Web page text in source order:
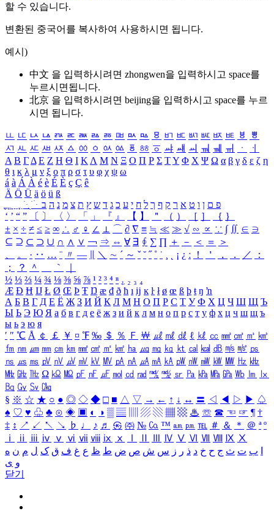
할 수 있습니다.
변환된 중국어를 복사하여 사용하시면 됩니다.
예시)
中文 을 입력하시려면 zhongwen을 입력하시고 space를
누르시면됩니다.
北京 을 입력하시려면 beijing을 입력하시고 space를 누르
시면 됩니다.
ㅥ ㅦ ㅧ ㅨ ㅩ ㅪ ㅫ ㅬ ㅭ ㅮ ㅯ ㅰ ㅱ ㅲ ㅳ ㅴ ㅵ ㅶ ㅷ ㅸ
ㅹ
ㅺ ㅻ ㅼ ㅽ ㅾ ㅿ ㆀ ㆁ ㆂ ㆃ ㆄ ㆅ ㆆ ㆇ ㆈ ㆉ ㆊ ㆋ ㆌ ㆍ
ㆎ
Α Β ΓΔ Ε Ζ Η Θ Ι ΚΛ Μ Ν Ξ Ο Π Ρ Σ ΤΥ Φ Χ Ψ Ω α β γ δ ε ζ η
θ ι κ λ μ ν ξ ο π ρ σ τ υ φ χ ψ ω
á à Á À é è É È ç Ç ê
Ä Ö Ü ä ö ü ß
ִֶֹ ֻּ ׁׂ פ ם ן ו ט א ר ק ף ך ל ח י ע כ ג ד ש ץ ת צ מ נ ה ב
‘ ’ “ ” 〔 〕 〈 〉 「 」 『 』 【 】 ＂ （ ） ［ ］ ｛ ｝
± × ÷ ≠ ≤ ≥ ∞ ∴ ♂ ♀ ∠ ⊥ ⌒ ∂ ∇ ≡ ≒ ≪ ≫ √ ∽ ∝ ∵ ∫ ∬ ∈ ∋
⊆ ⊇ ⊂ ⊃ ∪ ∩ ∧ ∨ ￢ ⇒ ⇔ ∀ ∃ ∮ ∑ ∏ ＋ － ＜ ＝
＞
、
。 · ‥ … ¨ 〃 ― ＼ ∼ ´ ～ ˇ ˘ ˝ ˚ ˙ ¸ ¡ ¿ ː ！ ＇ ， ． ／
：
；
？ ＾ ｀
½ ⅓ ⅔ ¼ ¾ ⅛ ⅜ ⅝ ⅞ ¹ ² ³ ⁴ ⁿ ₁ ₂ ₃ ₄
Æ Ð Ħ Ĳ Ł Ø Œ Þ Ŧ Ŋ æ đ ð ħ ı ĳ ĸ ŀ ł ø œ ß þ ŧ ŋ ŉ
А Б В Г Д Е Ё Ж З И Й К Л М Н О П Р С Т У Ф Х Ц Ч Ш Щ Ъ
Ы Ь Э Ю Я а б в г д е ё ж з и й к л м н о п р с т у ф х ц ч ш щ ъ
ы ь э ю я
′ ″ ℃ Å ￠ ￡ ￥ ¤ ℉ ‰ ＄ ％ Ｆ ￦ ㎕ ㎖ ㎗ ℓ ㎘ ㏄ ㎣ ㎤ ㎥ ㎦
㎙ ㎚ ㎛ ㎜ ㎝ ㎞ ㎟ ㎠ ㎡ ㎢ ㏊ ㎍ ㎎ ㎏ ㏏ ㎈ ㎉ ㏈ ㎧ ㎨ ㎰
㎱ ㎲ ㎳ ㎴ ㎵ ㎶ ㎷ ㎸ ㎹ ㎀ ㎁ ㎂ ㎃ ㎄ ㎺ ㎻ ㎽ ㎾ ㎿ ㎐ ㎑
㎒ ㎓ ㎔ Ω ㏀ ㏁ ㎊ ㎋ ㎌ ㏖ ㏅ ㎭ ㎮ ㎯ ㏛ ㎩ ㎪ ㎫ ㎬ ㏝ ㏐
㏓
㏃ ㏉ ㏜ ㏆
§ ※ ☆ ★ ○ ● ◎ ◇ ◆ □ ■ △ ▽ → ← ↑ ↓ ↔ 〓 ◁ ◀ ▷ ▶ ♤
♠ ♡ ♥ ♧ ♣ ⊙ ◈ ▣ ◐ ◑ ▒ ▤ ▨ ▧ ▦ ▩ ♨ ☏ ☎ ☜ ☞ ¶ †
‡ ↕ ↗ ↙ ↖ ↘ ♭ ♩ ♪ ♬ ㉿ ㈜ № ㏇ ™ ㏂ ㏘ ℡ ＃ ＆ ＊ ＠ ª º
ⅰ
ⅱ ⅲ ⅳ ⅴ ⅵ ⅶ ⅷ ⅸ ⅹ Ⅳ Ⅴ Ⅵ Ⅶ Ⅷ Ⅸ Ⅹ
ب ت ث ج ح خ د ذ ر ز س ش ص ض ط ظ ع غ ف ق ک ل م ن ه
و ی
닫기